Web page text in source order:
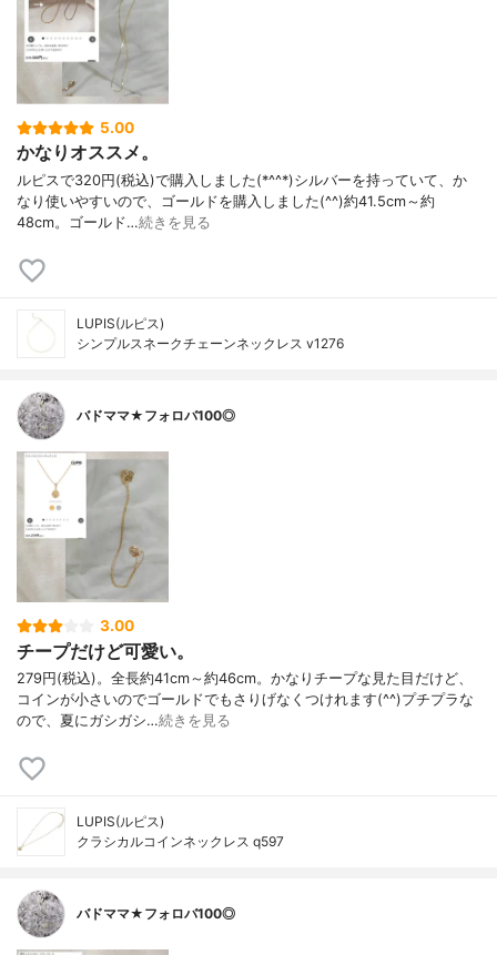
5.00
かなりオススメ。
ルピスで320円(税込)で購入しました(*^^*)シルバーを持っていて、か
なり使いやすいので、ゴールドを購入しました(^^)約41.5cm～約
48cm。ゴールド…続きを見る
LUPIS(ルピス)
シンプルスネークチェーンネックレス v1276
バドママ★フォロバ100◎
3.00
チープだけど可愛い。
279円(税込)。全長約41cm～約46cm。かなりチープな見た目だけど、
コインが小さいのでゴールドでもさりげなくつけれます(^^)プチプラな
ので、夏にガシガシ…続きを見る
LUPIS(ルピス)
クラシカルコインネックレス q597
バドママ★フォロバ100◎